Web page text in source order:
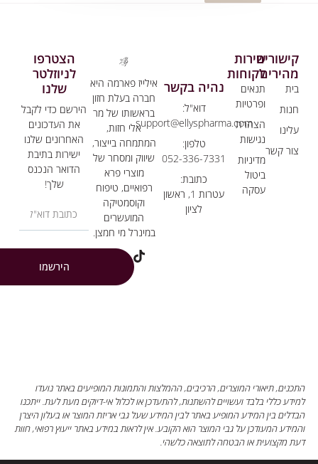
אילייז פארמה היא
חברה בעלת חזון
בראשותו של מר
אלי חזות,
המתמחה בייצור,
שיווק ומסחר של
מוצרי פרא
רפואיים, טיפוח
וקוסמטיקה
המועשרים
במינרל מי חמצן.
שירות
לקוחות
תנאים
ופרטיות
הצהרת
מדיניות
קשר
נהיה בקשר
support@ellyspharma.com
052-336-7331
כתובת:
עטרות 1, ראשון
הצטרפו
לניוזלטר
שלנו
הירשם כדי לקבל
את העדכונים
האחרונים שלנו
ישירות בתיבת
הדואר הנכנס
הירשמו
תיאורי המוצרים, הרכיבים, ההמלצות והתמונות המופיעים באתר נועדו
כללי בלבד ועשויים להשתנות, להתעדכן או לכלול אי-דיוקים מעת לעת. ייתכנו
בין המידע המופיע באתר לבין המידע שעל גבי אריזת המוצר או בעלון היצרן
המעודכן על גבי המוצר הוא הקובע. אין לראות במידע באתר ייעוץ רפואי, חוות
מקצועית או הבטחה לתוצאה כלשהי.